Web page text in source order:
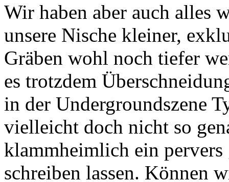
Wir haben aber auch alles
unsere Nische kleiner,
Gräben wohl noch tiefer
es trotzdem
in der Undergroundszene
vielleicht doch nicht so
klammheimlich ein
schreiben lassen. Können